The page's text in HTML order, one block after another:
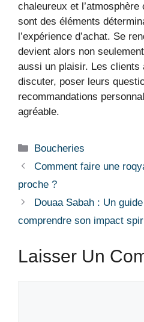
chaleureux et
sont des éléments
l’expérience d’achat. Se
devient alors non
aussi un plaisir. Les clients
discuter, poser leurs
recommandations
agréable.
Boucheries
Comment faire une
proche ?
Douaa Sabah : Un
comprendre son impact
Laisser Un